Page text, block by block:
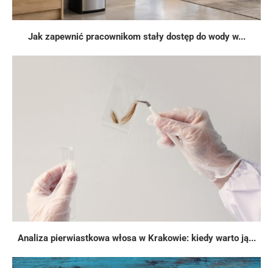
Jak zapewnić pracownikom stały dostęp do wody w...
Analiza pierwiastkowa włosa w Krakowie: kiedy warto ją...